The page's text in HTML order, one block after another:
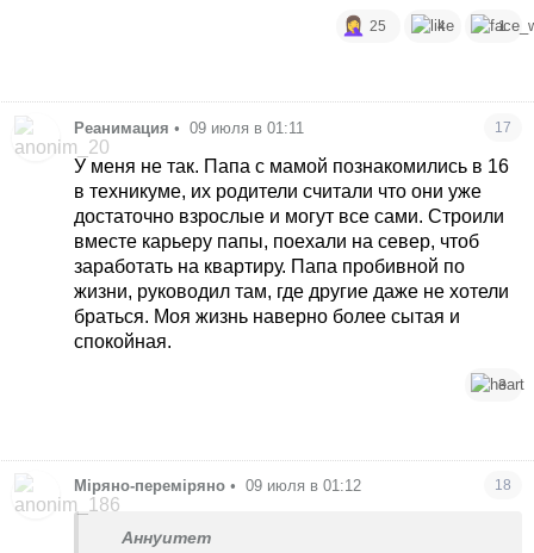
25 4 1
Реанимация • 09 июля в 01:11 17
У меня не так. Папа с мамой познакомились в 16
в техникуме, их родители считали что они уже
достаточно взрослые и могут все сами. Строили
вместе карьеру папы, поехали на север, чтоб
заработать на квартиру. Папа пробивной по
жизни, руководил там, где другие даже не хотели
браться. Моя жизнь наверно более сытая и
спокойная.
3
Міряно-переміряно • 09 июля в 01:12 18
Аннуитет